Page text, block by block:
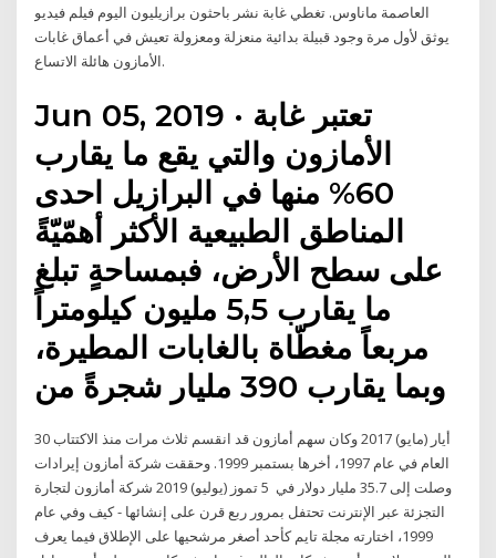
العاصمة ماناوس. تغطي غابة نشر باحثون برازيليون اليوم فيلم فيديو
يوثق لأول مرة وجود قبيلة بدائية منعزلة ومعزولة تعيش في أعماق غابات
الأمازون هائلة الاتساع.
Jun 05, 2019 · تعتبر غابة
الأمازون والتي يقع ما يقارب
60% منها في البرازيل احدى
المناطق الطبيعية الأكثر أهمّيّةً
على سطح الأرض، فبمساحةٍ تبلغ
ما يقارب 5,5 مليون كيلومتراً
مربعاً مغطّاة بالغابات المطيرة،
وبما يقارب 390 مليار شجرةً من
30 أيار (مايو) 2017 وكان سهم أمازون قد انقسم ثلاث مرات منذ الاكتتاب
العام في عام 1997، أخرها بستمبر 1999. وحققت شركة أمازون إيرادات
وصلت إلى 35.7 مليار دولار في 5 تموز (يوليو) 2019 شركة أمازون لتجارة
التجزئة عبر الإنترنت تحتفل بمرور ربع قرن على إنشائها - كيف وفي عام
1999، اختارته مجلة تايم كأحد أصغر مرشحيها على الإطلاق فيما يعرف